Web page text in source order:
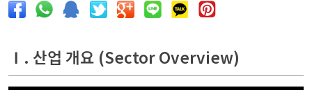
Ⅰ. 산업 개요 (Sector Overview)